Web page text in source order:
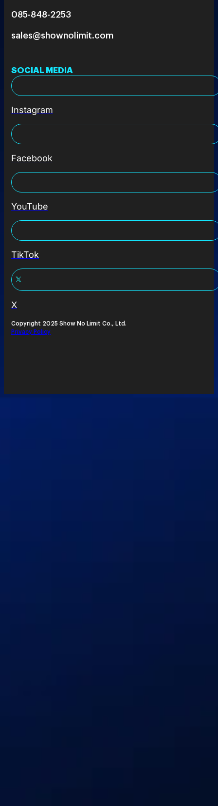
085-848-2253
sales@shownolimit.com
SOCIAL MEDIA
Instagram
Facebook
YouTube
TikTok
X
Copyright 2025 Show No Limit Co., Ltd.
Privacy Policy